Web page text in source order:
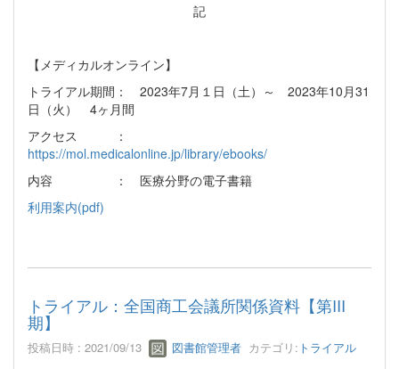
記
【メディカルオンライン】
トライアル期間： 2023年7月１日（土）～ 2023年10月31
日（火） 4ヶ月間
アクセス ：
https://mol.medicalonline.jp/library/ebooks/
内容 ： 医療分野の電子書籍
利用案内(pdf)
トライアル：全国商工会議所関係資料【第III
期】
投稿日時 : 2021/09/13 図書館管理者 カテゴリ: トライアル